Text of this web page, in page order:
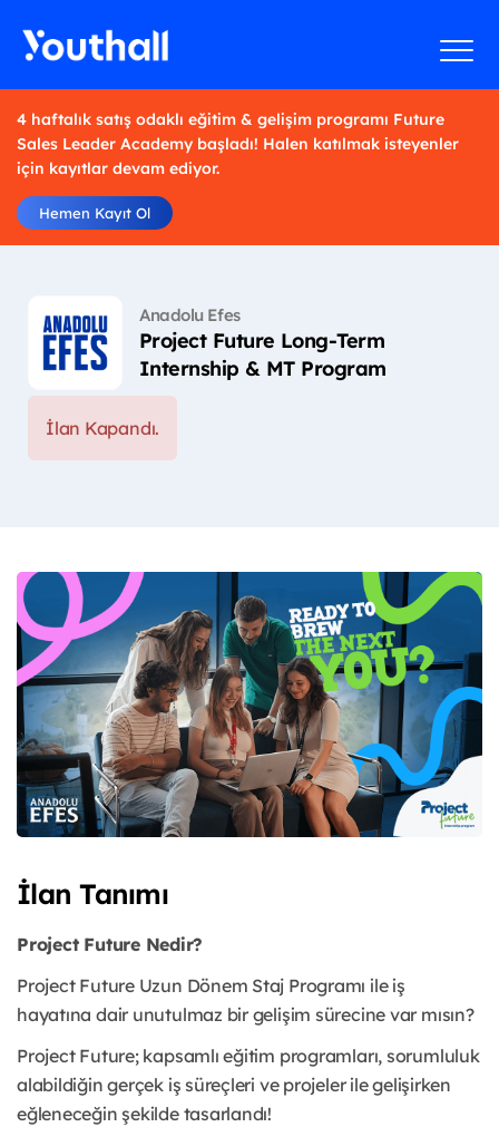
4 haftalık satış odaklı eğitim & gelişim programı Future
Sales Leader Academy başladı! Halen katılmak isteyenler
için kayıtlar devam ediyor.
Hemen Kayıt Ol
Anadolu Efes
Project Future Long-Term
Internship & MT Program
İlan Kapandı.
İlan Tanımı
Project Future Nedir?
Project Future Uzun Dönem Staj Programı ile iş
hayatına dair unutulmaz bir gelişim sürecine var mısın?
Project Future; kapsamlı eğitim programları, sorumluluk
alabildiğin gerçek iş süreçleri ve projeler ile gelişirken
eğleneceğin şekilde tasarlandı!